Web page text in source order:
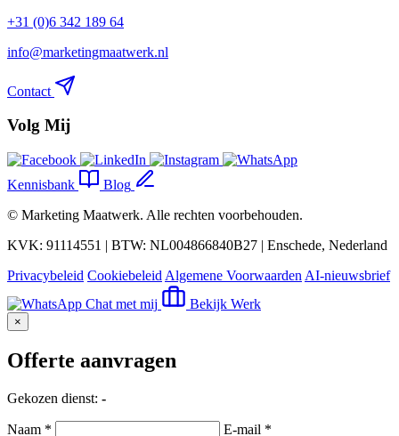
+31 (0)6 342 189 64
info@marketingmaatwerk.nl
Contact
Volg Mij
Kennisbank
Blog
© Marketing Maatwerk. Alle rechten voorbehouden.
KVK: 91114551 | BTW: NL004866840B27 | Enschede, Nederland
Privacybeleid Cookiebeleid Algemene Voorwaarden AI-nieuwsbrief
Chat met mij
Bekijk Werk
×
Offerte aanvragen
Gekozen dienst: -
Naam * E-mail *